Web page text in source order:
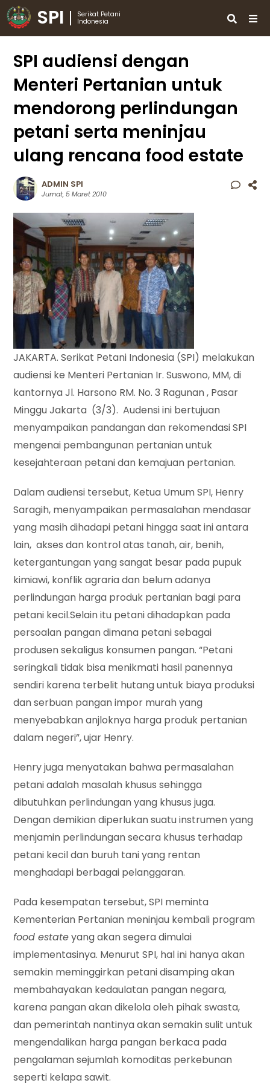
SPI
Serikat Petani
Indonesia
SPI audiensi dengan
Menteri Pertanian untuk
mendorong perlindungan
petani serta meninjau
ulang rencana food estate
ADMIN SPI
Jumat, 5 Maret 2010
JAKARTA. Serikat Petani Indonesia (SPI) melakukan
audiensi ke Menteri Pertanian Ir. Suswono, MM, di
kantornya Jl. Harsono RM. No. 3 Ragunan , Pasar
Minggu Jakarta (3/3). Audensi ini bertujuan
menyampaikan pandangan dan rekomendasi SPI
mengenai pembangunan pertanian untuk
kesejahteraan petani dan kemajuan pertanian.
Dalam audiensi tersebut, Ketua Umum SPI, Henry
Saragih, menyampaikan permasalahan mendasar
yang masih dihadapi petani hingga saat ini antara
lain, akses dan kontrol atas tanah, air, benih,
ketergantungan yang sangat besar pada pupuk
kimiawi, konflik agraria dan belum adanya
perlindungan harga produk pertanian bagi para
petani kecil.Selain itu petani dihadapkan pada
persoalan pangan dimana petani sebagai
produsen sekaligus konsumen pangan. “Petani
seringkali tidak bisa menikmati hasil panennya
sendiri karena terbelit hutang untuk biaya produksi
dan serbuan pangan impor murah yang
menyebabkan anjloknya harga produk pertanian
dalam negeri”, ujar Henry.
Henry juga menyatakan bahwa permasalahan
petani adalah masalah khusus sehingga
dibutuhkan perlindungan yang khusus juga.
Dengan demikian diperlukan suatu instrumen yang
menjamin perlindungan secara khusus terhadap
petani kecil dan buruh tani yang rentan
menghadapi berbagai pelanggaran.
Pada kesempatan tersebut, SPI meminta
Kementerian Pertanian meninjau kembali program
food estateyang akan segera dimulai
implementasinya. Menurut SPI, hal ini hanya akan
semakin meminggirkan petani disamping akan
membahayakan kedaulatan pangan negara,
karena pangan akan dikelola oleh pihak swasta,
dan pemerintah nantinya akan semakin sulit untuk
mengendalikan harga pangan berkaca pada
pengalaman sejumlah komoditas perkebunan
seperti kelapa sawit.